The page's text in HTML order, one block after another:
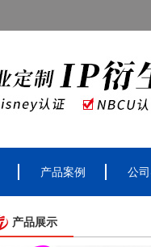
产品案例 公
产品展示